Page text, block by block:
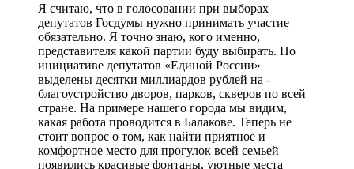
Я считаю, что в голосовании при выборах
депутатов Госдумы нужно принимать участие
обязательно. Я точно знаю, кого именно,
представителя какой партии буду выбирать. По
инициативе депутатов «Единой России»
выделены десятки миллиардов рублей на ­
благоустройство дворов, парков, скверов по всей
стране. На примере нашего города мы видим,
какая работа проводится в Балакове. Теперь не
стоит вопрос о том, как найти приятное и
комфортное место для прогулок всей семьей –
появились красивые фонтаны, уютные места